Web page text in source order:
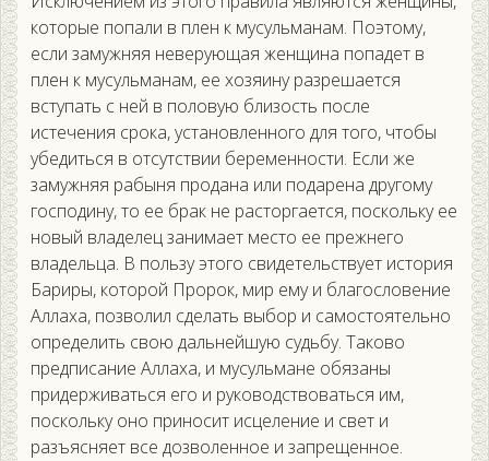
которые попали в плен к мусульманам. Поэтому,
если замужняя неверующая женщина попадет в
плен к мусульманам, ее хозяину разрешается
вступать с ней в половую близость после
истечения срока, установленного для того, чтобы
убедиться в отсутствии беременности. Если же
замужняя рабыня продана или подарена другому
господину, то ее брак не расторгается, поскольку ее
новый владелец занимает место ее прежнего
владельца. В пользу этого свидетельствует история
Бариры, которой Пророк, мир ему и благословение
Аллаха, позволил сделать выбор и самостоятельно
определить свою дальнейшую судьбу. Таково
предписание Аллаха, и мусульмане обязаны
придерживаться его и руководствоваться им,
поскольку оно приносит исцеление и свет и
разъясняет все дозволенное и запрещенное.